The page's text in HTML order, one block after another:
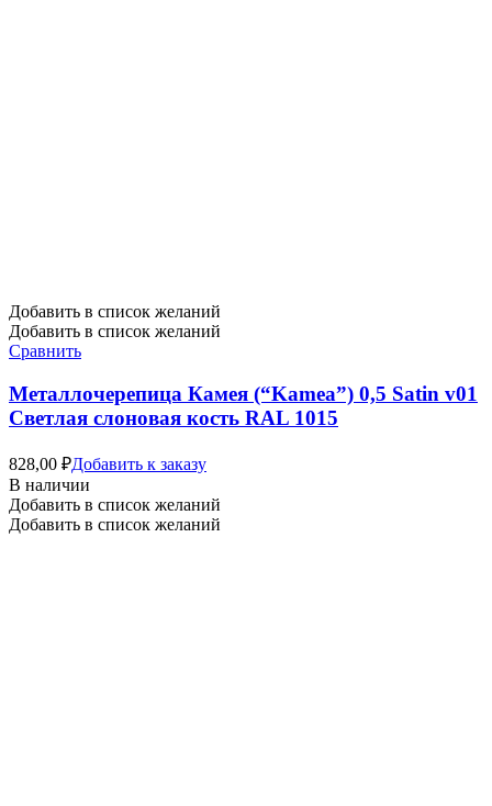
Добавить в список желаний
Добавить в список желаний
Сравнить
Металлочерепица Камея (“Kamea”) 0,5 Satin v01
Светлая слоновая кость RAL 1015
828,00 ₽Добавить к заказу
В наличии
Добавить в список желаний
Добавить в список желаний